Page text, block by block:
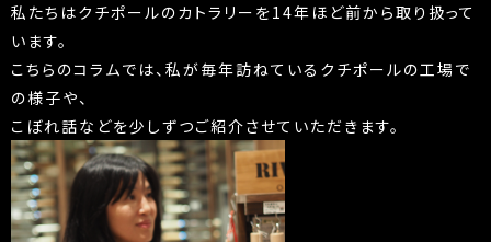
私たちはクチポールのカトラリーを14年ほど前から取り扱って
います。
こちらのコラムでは、私が毎年訪ねているクチポールの工場で
の様子や、
こぼれ話などを少しずつご紹介させていただきます。